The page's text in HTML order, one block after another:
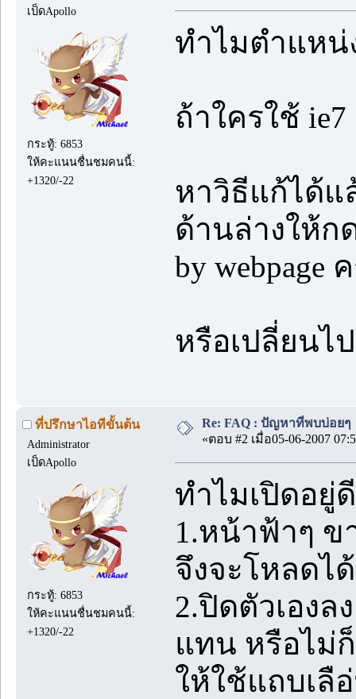
เป็ดApollo
กระทู้: 6853
ให้คะแนนชื่นชมคนนี้:
+1320/-22
ทำไมตำแหน่
ถ้าใครใช้ ie7
หาวิธีแก้ได้แ
ด้านล่างให้กด
by webpage
หรือเปลี่ยนไ
ที่ปรึกษาไอทีขั้นต้น
Administrator
เป็ดApollo
กระทู้: 6853
ให้คะแนนชื่นชมคนนี้:
+1320/-22
Re: FAQ : ปัญหาที่พบบ่อยๆ
«ตอบ #2 เมื่อ05-06-2007
ทำไมเปิดอยู่
1.หน้าฟ้าๆ ข
จึงจะโหลดได้
2.ปิดตัวเองล
แทน หรือไม่
ให้ใช้แถบเลื